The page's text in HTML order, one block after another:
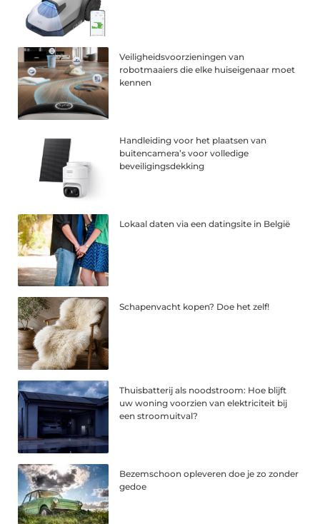
Veiligheidsvoorzieningen van
robotmaaiers die elke huiseigenaar moet
kennen
Handleiding voor het plaatsen van
buitencamera’s voor volledige
beveiligingsdekking
Lokaal daten via een datingsite in België
Schapenvacht kopen? Doe het zelf!
Thuisbatterij als noodstroom: Hoe blijft
uw woning voorzien van elektriciteit bij
een stroomuitval?
Bezemschoon opleveren doe je zo zonder
gedoe